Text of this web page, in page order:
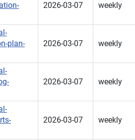
2026-03-07 weekly
plan-
2026-03-07 weekly
2026-03-07 weekly
2026-03-07 weekly